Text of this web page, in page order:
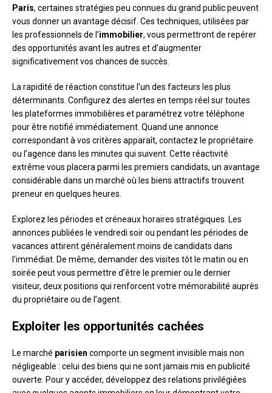
Paris, certaines stratégies peu connues du grand public peuvent
vous donner un avantage décisif. Ces techniques, utilisées par
les professionnels de l’immobilier, vous permettront de repérer
des opportunités avant les autres et d’augmenter
significativement vos chances de succès.
La rapidité de réaction constitue l’un des facteurs les plus
déterminants. Configurez des alertes en temps réel sur toutes
les plateformes immobilières et paramétrez votre téléphone
pour être notifié immédiatement. Quand une annonce
correspondant à vos critères apparaît, contactez le propriétaire
ou l’agence dans les minutes qui suivent. Cette réactivité
extrême vous placera parmi les premiers candidats, un avantage
considérable dans un marché où les biens attractifs trouvent
preneur en quelques heures.
Explorez les périodes et créneaux horaires stratégiques. Les
annonces publiées le vendredi soir ou pendant les périodes de
vacances attirent généralement moins de candidats dans
l’immédiat. De même, demander des visites tôt le matin ou en
soirée peut vous permettre d’être le premier ou le dernier
visiteur, deux positions qui renforcent votre mémorabilité auprès
du propriétaire ou de l’agent.
Exploiter les opportunités cachées
Le marché parisien comporte un segment invisible mais non
négligeable : celui des biens qui ne sont jamais mis en publicité
ouverte. Pour y accéder, développez des relations privilégiées